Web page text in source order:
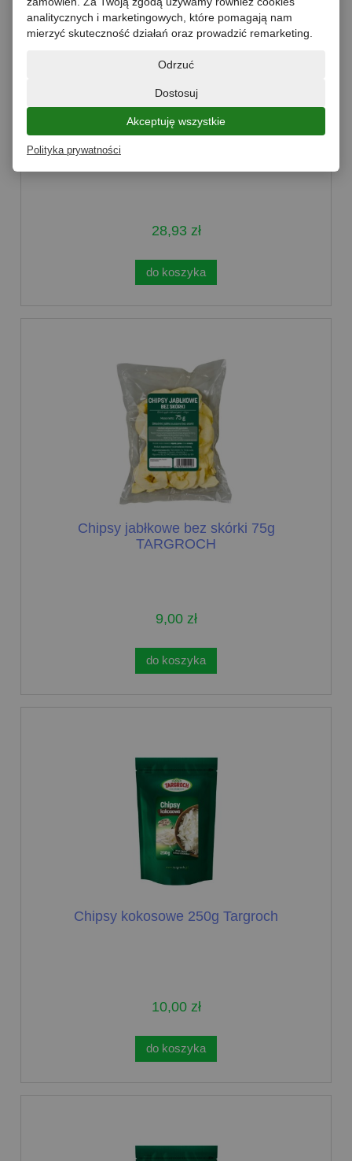
Chipsy bananowe 1kg Targroch
28,93 zł
do koszyka
Chipsy jabłkowe bez skórki 75g
TARGROCH
9,00 zł
do koszyka
Chipsy kokosowe 250g Targroch
10,00 zł
do koszyka
analitycznych i marketingowych, które pomagają nam
mierzyć skuteczność działań oraz prowadzić remarketing.
Odrzuć
Dostosuj
Akceptuję wszystkie
Polityka prywatności